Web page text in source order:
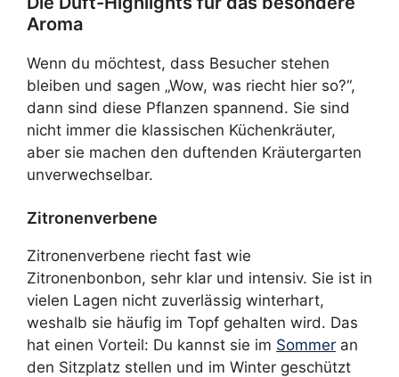
Aroma
Wenn du möchtest, dass Besucher stehen
bleiben und sagen „Wow, was riecht hier so?“,
dann sind diese Pflanzen spannend. Sie sind
nicht immer die klassischen Küchenkräuter,
aber sie machen den duftenden Kräutergarten
unverwechselbar.
Zitronenverbene
Zitronenverbene riecht fast wie
Zitronenbonbon, sehr klar und intensiv. Sie ist in
vielen Lagen nicht zuverlässig winterhart,
weshalb sie häufig im Topf gehalten wird. Das
hat einen Vorteil: Du kannst sie im Sommer an
den Sitzplatz stellen und im Winter geschützt